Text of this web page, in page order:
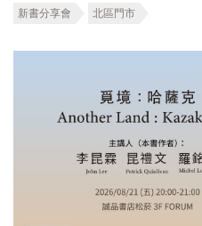
新書分享會 北區門市